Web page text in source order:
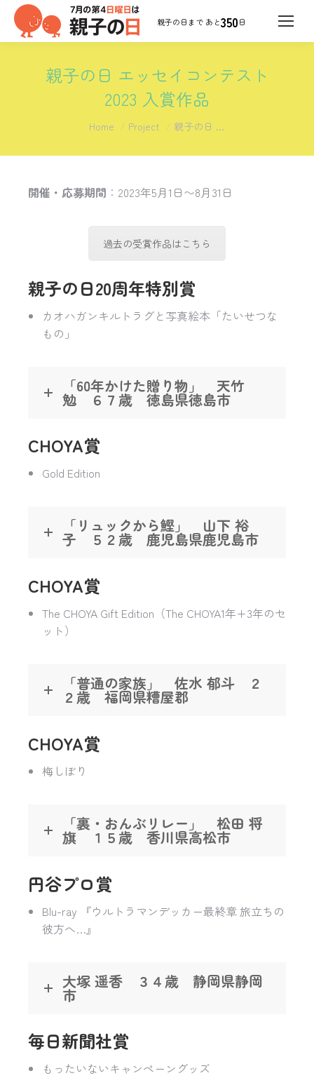
350日
親子の日 エッセイコンテスト
2023 入賞作品
You are here:
Home Project 親子の日 …
開催・応募期間 ：2023年5月1日〜8月31日
過去の受賞作品はこちら
親子の日20周年特別賞
カオハガンキルトラグと写真絵本「たいせつな
もの」
「60年かけた贈り物」 天竹
勉 ６７歳 徳島県徳島市
CHOYA賞
Gold Edition
「リュックから鰹」 山下 裕
子 ５２歳 鹿児島県鹿児島市
CHOYA賞
The CHOYA Gift Edition（The CHOYA1年+3年のセ
ット）
「普通の家族」 佐水 郁斗 ２
２歳 福岡県糟屋郡
CHOYA賞
梅しぼり
「裏・おんぶリレー」 松田 将
旗 １５歳 香川県高松市
円谷プロ賞
Blu-ray 『ウルトラマンデッカー最終章 旅立ちの
彼方へ…』
大塚 遥香 ３４歳 静岡県静岡
市
毎日新聞社賞
もったいないキャンペーングッズ